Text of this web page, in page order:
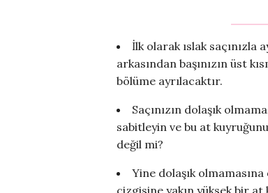
İlk olarak ıslak saçınızla
arkasından başınızın üst
bölüme ayrılacaktır.
Saçınızın dolaşık
sabitleyin ve bu at
değil mi?
Yine dolaşık
çizgisine yakın yüksek bir